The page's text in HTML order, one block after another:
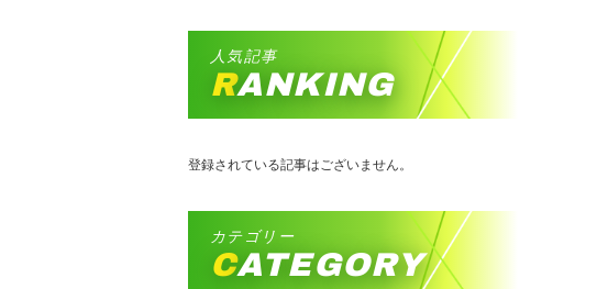
人気記事
RANKING
登録されている記事はございません。
カテゴリー
CATEGORY